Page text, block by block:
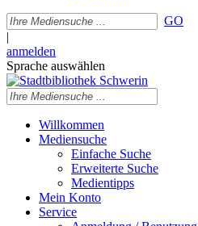
GO
|
anmelden
Sprache auswählen
Willkommen
Mediensuche
Einfache Suche
Erweiterte Suche
Medientipps
Mein Konto
Service